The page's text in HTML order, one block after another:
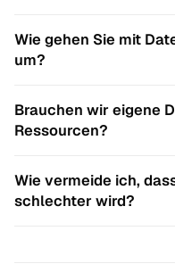
Wie gehen Sie mit
um?
Brauchen wir eigene
Ressourcen?
Wie vermeide ich,
schlechter wird?